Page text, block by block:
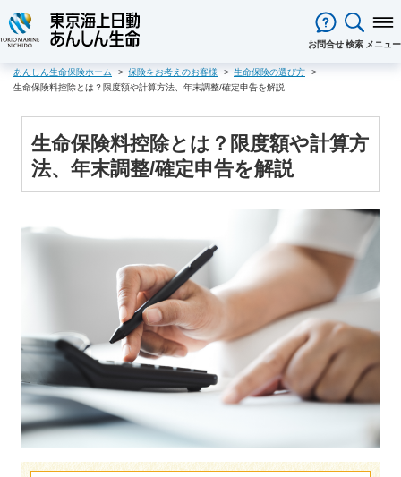
お問合せ検索 メニュー
保険をお考えのお客様
保険をお考えのお客様TOPへ
保険商品から選ぶ
ライフイベントから選ぶ
心配ごとから選ぶ
保険の基礎知識
インターネットでご加入いただけ
法人向け保険商品
商品一覧
資料請求
医療保険
メディカルＫｉｔ ＮＥＯ
メディカルＫｉｔ Ｒ
メディカルＫｉｔエール
メディカルＫｉｔエールＲ
あんしんがん治療保険
がん診断保険Ｒ
死亡保険（終身保険・定期保険）
スマートあんしん定期
あんしん定期エール
あんしん終身エール
あんしん夢終身
終身保険
定期保険
家計保障・就業不能保障
家計保障定期保険ＮＥＯ
介護年金保険
ご契約者様
ご契約者様TOPへ
各種お手続き
保険金・給付金・満期金・年金等
契約内容／登録情報の確認・変更
契約者貸付の利用・返済
保障内容の見直し・契約の解約
保険料支払方法の変更
保険証券・控除証明書の発行・再
変額保険・変額年金保険固有のお
手続き
総合福祉団体定期保険のお手続き
ライフイベントごとのお手続き
急な資金が必要なとき
引越しするとき
法人のお客様
法人のお客様TOPへ
な準備とは？
経営者の皆様向け商品
あんしん生命について
東京海上グループについて
お客様からの贈り物（お客様の
お客様をがんからお守りする運動
サステナビリティ
保険金等の適切なお支払いに向け
た取組み
あんしん解体新書
CMギャラリー・キャラクター紹介
について
資料請求
お問い合わせ
よくある質問
保険用語集
東京海上ホールディングス
あんしん生命保険ホーム 保険をお考えのお客様
生命保険の選び方
生命保険料控除とは？限度額や計算方法、年末調整/確定申告を解説
生命保険料控除とは？限度額や計算方
法、年末調整/確定申告を解説